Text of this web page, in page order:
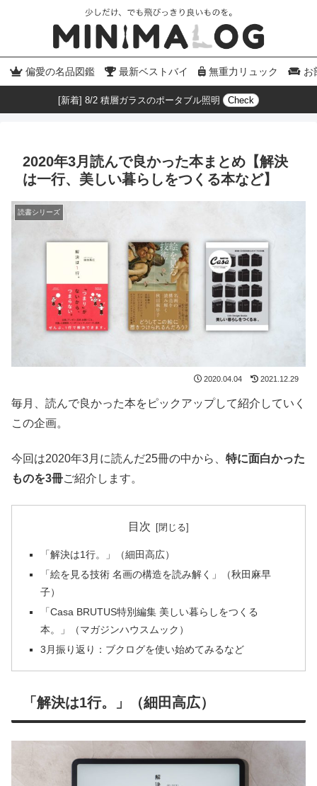
偏愛の名品図鑑 最新ベストバイ 無重力リュック お
[新着] 8/2 積層ガラスのポータブル照明 Check
2020年3月読んで良かった本まとめ【解決
は一行、美しい暮らしをつくる本など】
読書シリーズ
2020.04.04 2021.12.29
毎月、読んで良かった本をピックアップして紹介していく
この企画。
今回は2020年3月に読んだ25冊の中から、 特に面白かった
ものを3冊ご紹介します。
目次
「解決は1行。」（細田高広）
「絵を見る技術 名画の構造を読み解く」（秋田麻早
子）
「Casa BRUTUS特別編集 美しい暮らしをつくる
本。」（マガジンハウスムック）
3月振り返り：ブクログを使い始めてみるなど
「解決は1行。」（細田高広）